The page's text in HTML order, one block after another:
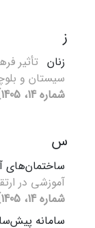
ز
زنان تأثیر
سیستان و
شماره 14، 1405]
س
ساختمان‌های
آموزشی در
شماره 14، 1405]
سامانه